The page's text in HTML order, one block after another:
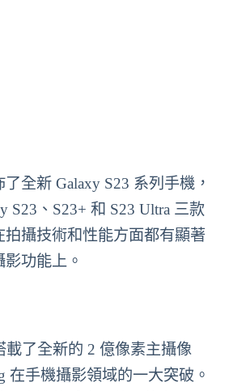
了全新 Galaxy S23 系列手機，
S23、S23+ 和 S23 Ultra 三款
攝技術和性能方面都有顯著
功能上。
載了全新的 2 億像素主攝像
在手機攝影領域的一大突破。